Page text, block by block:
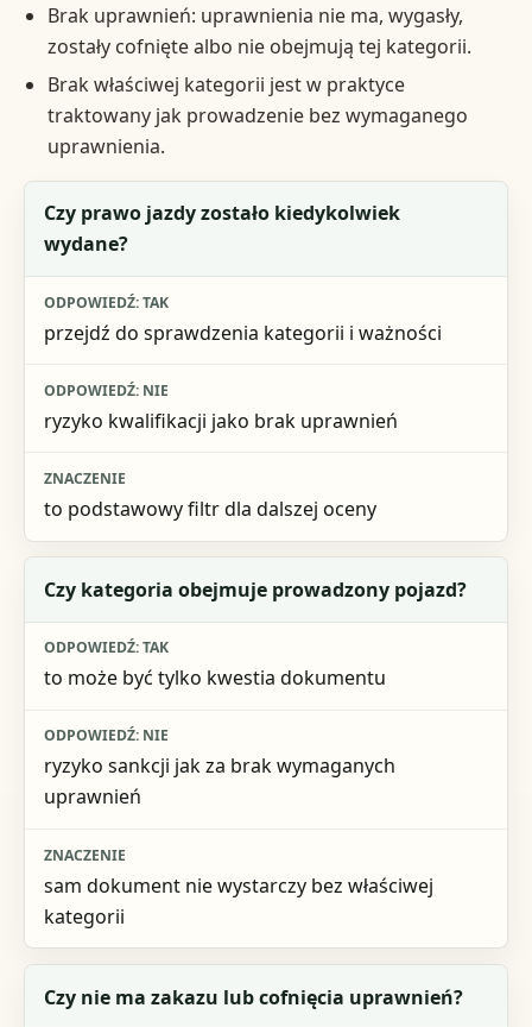
Brak uprawnień: uprawnienia nie ma, wygasły,
zostały cofnięte albo nie obejmują tej kategorii.
Brak właściwej kategorii jest w praktyce
traktowany jak prowadzenie bez wymaganego
uprawnienia.
Pytanie kontrolne
Odpowiedź: nie
Czy prawo jazdy zostało kiedykolwiek
wydane?
przejdź do sprawdzenia kategorii i ważności
ryzyko kwalifikacji jako brak uprawnień
to podstawowy filtr dla dalszej oceny
Czy kategoria obejmuje prowadzony pojazd?
to może być tylko kwestia dokumentu
ryzyko sankcji jak za brak wymaganych
uprawnień
sam dokument nie wystarczy bez właściwej
kategorii
Czy nie ma zakazu lub cofnięcia uprawnień?